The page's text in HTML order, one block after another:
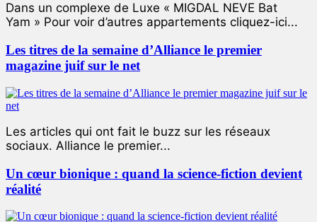
Dans un complexe de Luxe « MIGDAL NEVE Bat
Yam » Pour voir d’autres appartements cliquez-ici...
Les titres de la semaine d’Alliance le premier
magazine juif sur le net
Les articles qui ont fait le buzz sur les réseaux
sociaux. Alliance le premier...
Un cœur bionique : quand la science-fiction devient
réalité